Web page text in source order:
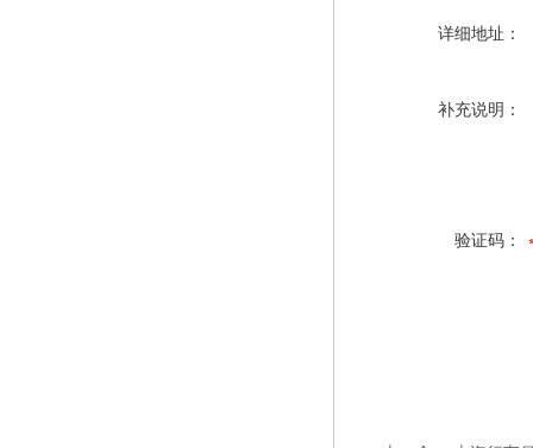
详细地址：
补充说明：
验证码：